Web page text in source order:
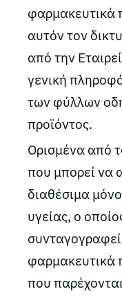
φαρμακευτικά
αυτόν τον
από την
γενική
των φύλλων
προϊόντος.
Ορισμένα από
που μπορεί να
διαθέσιμα
υγείας, ο
φαρμακευτικά
που